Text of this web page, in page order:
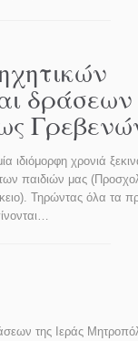
δράσεων
χρονιά
παιδιών μας
Τηρώντας όλα τα
της Ιεράς